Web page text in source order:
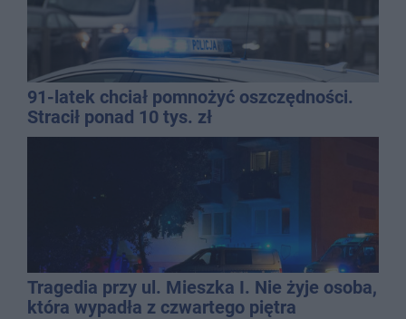
91-latek chciał pomnożyć oszczędności.
Stracił ponad 10 tys. zł
Tragedia przy ul. Mieszka I. Nie żyje osoba,
która wypadła z czwartego piętra